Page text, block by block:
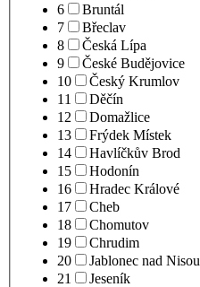
6
Bruntál
7
Břeclav
8
Česká Lípa
9
České Budějovice
10
Český Krumlov
11
Děčín
12
Domažlice
13
Frýdek Místek
14
Havlíčkův Brod
15
Hodonín
16
Hradec Králové
17
Cheb
18
Chomutov
19
Chrudim
20
Jablonec nad Nisou
21
Jeseník